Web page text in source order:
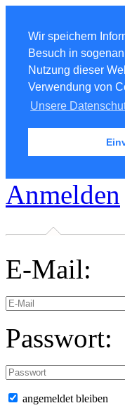
Wir speichern
Besuch in
Nutzung dieser
Verwendung von
Unsere
Anmelden
E-Mail:
Passwort:
angemeldet bleiben